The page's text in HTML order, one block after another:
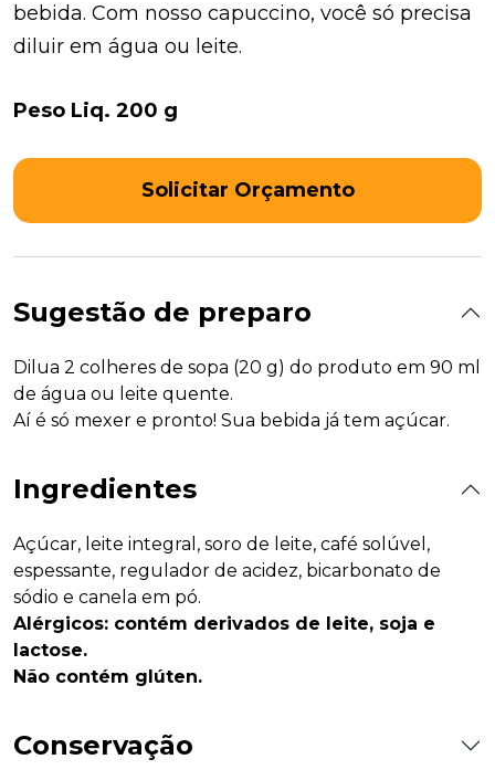
bebida. Com nosso capuccino, você só precisa
diluir em água ou leite.
Peso Liq. 200 g
Sugestão de preparo
Dilua 2 colheres de sopa (20 g) do produto em 90 ml
de água ou leite quente.
Aí é só mexer e pronto! Sua bebida já tem açúcar.
Ingredientes
Açúcar, leite integral, soro de leite, café solúvel,
espessante, regulador de acidez, bicarbonato de
sódio e canela em pó.
Alérgicos: contém derivados de leite, soja e
lactose.
Não contém glúten.
Conservação